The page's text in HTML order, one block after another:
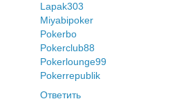
Lapak303
Miyabipoker
Pokerbo
Pokerclub88
Pokerlounge99
Pokerrepublik
Ответить